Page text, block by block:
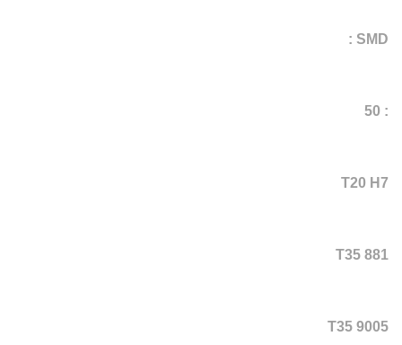
SMD :
: 50
T20 H7
T35 881
T35 9005